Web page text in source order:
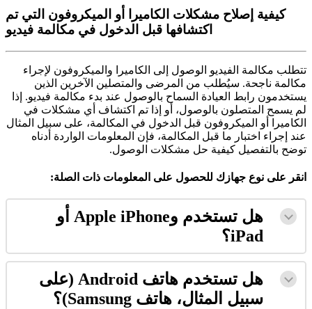
كيفية إصلاح مشكلات الكاميرا أو الميكروفون التي تم
اكتشافها قبل الدخول في مكالمة فيديو
تتطلب مكالمة لفيديو لوصول لى لكامير و لميكر وفون لجر ء
مكالمة ناجحة. سيطلب من لمر ضى و لمتصلين لخر ين لذين
يستخدمون ر بط لعيادة لسماح بالوصول عند بدء مكالمة فيديو. ذ
لم يسمح لمتصلون بالوصول، و ذ تم كتشاف ي مشكلت في
لكامير و لميكر وفون قبل لدخول في لمكالمة، على سبيل لمثال
عند جر ء ختبار ما قبل لمكالمة، فإن لمعلومات لو ر دة دناه
توضح بالتفصيل كيفية حل مشكلت لوصول.
نقر على نوع جهاز ك للحصول على لمعلومات ذ ت لصلة:
هل تستخدم و Apple iPhone
و
iPad؟
هل تستخدم هاتف Android
(على
سبيل لمثال، هاتف Samsung
)؟